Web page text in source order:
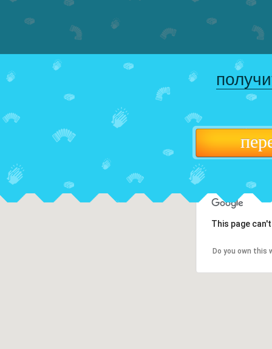
This page
Do you own this